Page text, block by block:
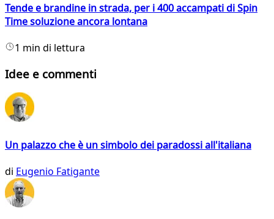
Tende e brandine in strada, per i 400 accampati di Spin
Time soluzione ancora lontana
1 min di lettura
Idee e commenti
Un palazzo che è un simbolo dei paradossi all'italiana
di Eugenio Fatigante